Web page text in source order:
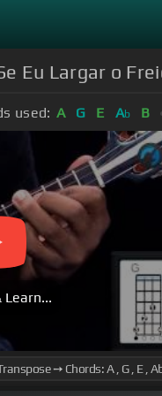
Eu Largar o
used: A G E Ab B
Learn...